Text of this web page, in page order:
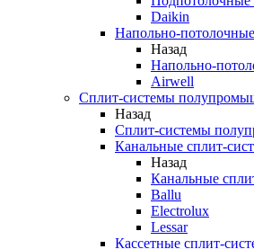
Daikin
Напольно-
Назад
Напольно-
Airwell
Сплит-системы
Назад
Сплит-системы
Канальные сплит-
Назад
Канальные
Ballu
Electrolux
Lessar
Кассетные сплит-